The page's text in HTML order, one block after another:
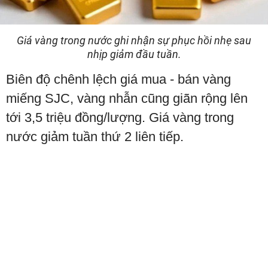
Giá vàng trong nước ghi nhận sự phục hồi nhẹ sau
nhịp giảm đầu tuần.
Biên độ chênh lệch giá mua - bán vàng
miếng SJC, vàng nhẫn cũng giãn rộng lên
tới 3,5 triệu đồng/lượng. Giá vàng trong
nước giảm tuần thứ 2 liên tiếp.